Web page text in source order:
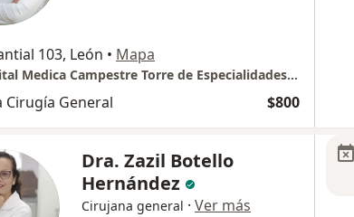
103, León • Mapa
Hospital Medica Campestre Torre de Especialidades 3 consultorio 402B
Cirugía General $800
Dra. Zazil Botello
Hernández
Cirujana general · Ver más